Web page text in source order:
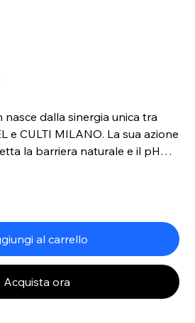
nasce dalla sinergia unica tra
e CULTI MILANO. La sua azione
la barriera naturale e il pH
fragranza Aramara arricchisce
dal rassicurante aroma
al carrello
Acquista ora